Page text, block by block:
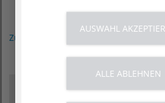
Zurück zum Magazin
Unser Experte: Dr.
AUSWAHL
ALLE ABLEHNEN